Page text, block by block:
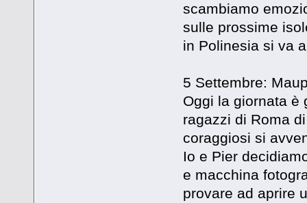
scambiamo
sulle prossime
in Polinesia si va
5 Settembre:
Oggi la giornata è
ragazzi di Roma
coraggiosi si
Io e Pier
e macchina
provare ad aprire